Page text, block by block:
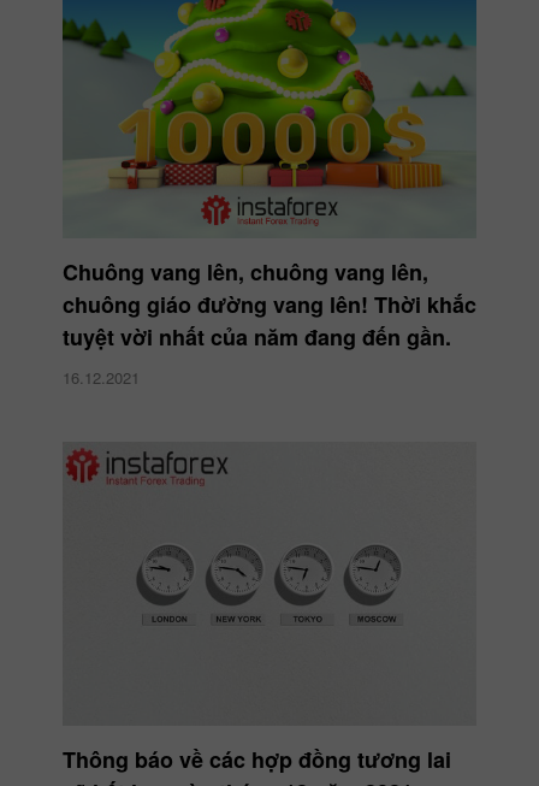
Chuông vang lên, chuông vang lên,
chuông giáo đường vang lên! Thời khắc
tuyệt vời nhất của năm đang đến gần.
16.12.2021
Thông báo về các hợp đồng tương lai